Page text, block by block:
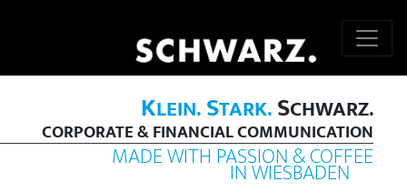
KLEIN.STARK.SCHWARZ.
CORPORATE & FINANCIAL COMMUNICATION
MADE WITH PASSION & COFFEE
IN WIESBADEN